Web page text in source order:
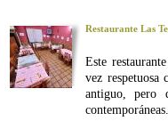
Restaurante Las
Este
vez
antiguo, pero
contemporáneas.